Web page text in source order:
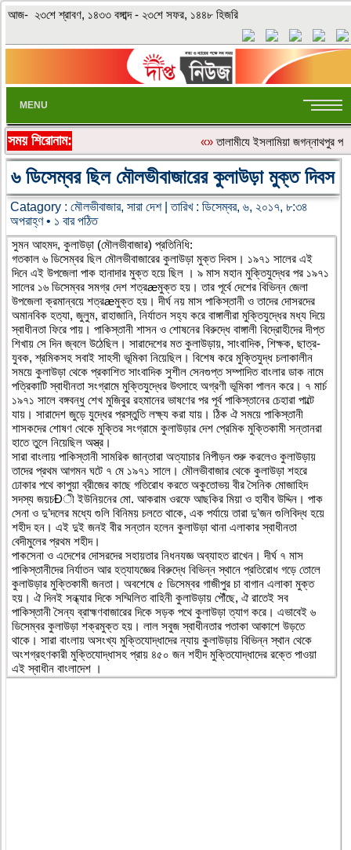
আজ- ২৩শে শ্রাবণ, ১৪৩৩ বঙ্গাব্দ - ২৩শে সফর, ১৪৪৮ হিজরি
MENU
সময় শিরোনাম: «»‎তালামীযে ইসলামিয়া জগন্নাথপুর
৬ ডিসেম্বর ছিল মৌলভীবাজারের কুলাউড়া মুক্ত দিবস
Catagory : মৌলভীবাজার, সারা দেশ| তারিখ : ডিসেম্বর, ৬, ২০১৭, ৮:৩৪
অপরাহ্ণ • ১ বার পঠিত
সুমন আহমদ, কুলাউড়া (মৌলভীবাজার) প্রতিনিধি:
গতকাল ৬ ডিসেম্বর ছিল মৌলভীবাজারের কুলাউড়া মুক্ত দিবস। ১৯৭১ সালের এই
দিনে এই উপজেলা পাক হানাদার মুক্ত হয়ে ছিল । ৯ মাস মহান মুক্তিযুদ্ধের পর ১৯৭১
সালের ১৬ ডিসেম্বর সমগ্র দেশ শত্রæমুক্ত হয়। তার পূর্বে দেশের বিভিন্ন জেলা
উপজেলা ক্রমান্বয়ে শত্রæমুক্ত হয়। দীর্ঘ নয় মাস পাকিস্তানী ও তাদের দোসরদের
অমানবিক হত্যা, জুলুম, রাহাজানি, নির্যাতন সহ্য করে বাঙ্গালীরা মুক্তিযুদ্ধের মধ্য দিয়ে
স্বাধীনতা ফিরে পায়। পাকিস্তানী শাসন ও শোষনের বিরুদ্ধে বাঙ্গালী বিদ্রোহীদের দীপ্ত
শিখায় সে দিন জ্বলে উঠেছিল। সারাদেশের মত কুলাউড়ায়, সাংবাদিক, শিক্ষক, ছাত্র-
যুবক, শ্রমিকসহ সবাই সাহসী ভূমিকা নিয়েছিল। বিশেষ করে মুক্তিযুদ্ধ চলাকালীন
সময়ে কুলাউড়া থেকে প্রকাশিত সাংবাদিক সুশীল সেনগুপ্ত সম্পাদিত বাংলার ডাক নামে
পত্রিকাটি স্বাধীনতা সংগ্রামে মুক্তিযুদ্ধের উৎসাহে অগ্রণী ভূমিকা পালন করে। ৭ মার্চ
১৯৭১ সালে বঙ্গবন্ধু শেখ মুজিবুর রহমানের ভাষণের পর পূর্ব পাকিস্তানের চেহারা পাল্টে
যায়। সারাদেশ জুড়ে যুদ্ধের প্রস্তুতি লক্ষ্য করা যায়। ঠিক ঐ সময়ে পাকিস্তানী
শাসকদের শোষণ থেকে মুক্তির সংগ্রামে কুলাউড়ার দেশ প্রেমিক মুক্তিকামী সন্তানরা
হাতে তুলে নিয়েছিল অস্ত্র।
সারা বাংলায় পাকিস্তানী সামরিক জান্তারা অত্যাচার নিপীড়ন শুরু করলেও কুলাউড়ায়
তাদের প্রথম আগমন ঘটে ৭ মে ১৯৭১ সালে। মৌলভীবাজার থেকে কুলাউড়া শহরে
ঢোকার পথে কাপুয়া ব্রীজের কাছে গতিরোধ করতে অকুতোভয় বীর সৈনিক মোজাহিদ
সদস্য জয়চÐী ইউনিয়নের মো. আকরাম ওরফে আছকির মিয়া ও হাবীব উদ্দিন। পাক
সেনা ও দু’দলের মধ্যে গুলি বিনিময় চলতে থাকে, এক পর্যায়ে তারা দু’জন গুলিবিদ্ধ হয়ে
শহীদ হন। এই দুই জনই বীর সন্তান হলেন কুলাউড়া থানা এলাকার স্বাধীনতা
বেদীমুলের প্রথম শহীদ।
পাকসেনা ও এদেশের দোসরদের সহায়তার নিধনযজ্ঞ অব্যাহত রাখেন। দীর্ঘ ৭ মাস
পাকিস্তানীদের নির্যাতন আর হত্যাযজ্ঞের বিরুদ্ধে বিভিন্ন স্থানে প্রতিরোধ গড়ে তোলে
কুলাউড়ার মুক্তিকামী জনতা। অবশেষে ৫ ডিসেম্বর গাজীপুর চা বাগান এলাকা মুক্ত
হয়। ঐ দিনই সন্ধ্যার দিকে সম্মিলিত বাহিনী কুলাউড়ায় পৌঁছে, ঐ রাতেই সব
পাকিস্তানী সৈন্য ব্রাহ্মণবাজারের দিকে সড়ক পথে কুলাউড়া ত্যাগ করে। এভাবেই ৬
ডিসেম্বর কুলাউড়া শক্রমুক্ত হয়। লাল সবুজ স্বাধীনতার পতাকা আকাশে উড়তে
থাকে। সারা বাংলায় অসংখ্য মুক্তিযোদ্ধাদের ন্যায় কুলাউড়ায় বিভিন্ন স্থান থেকে
অংশগ্রহণকারী মুক্তিযোদ্ধাসহ প্রায় ৪৫০ জন শহীদ মুক্তিযোদ্ধাদের রক্তে পাওয়া
এই স্বাধীন বাংলাদেশ ।